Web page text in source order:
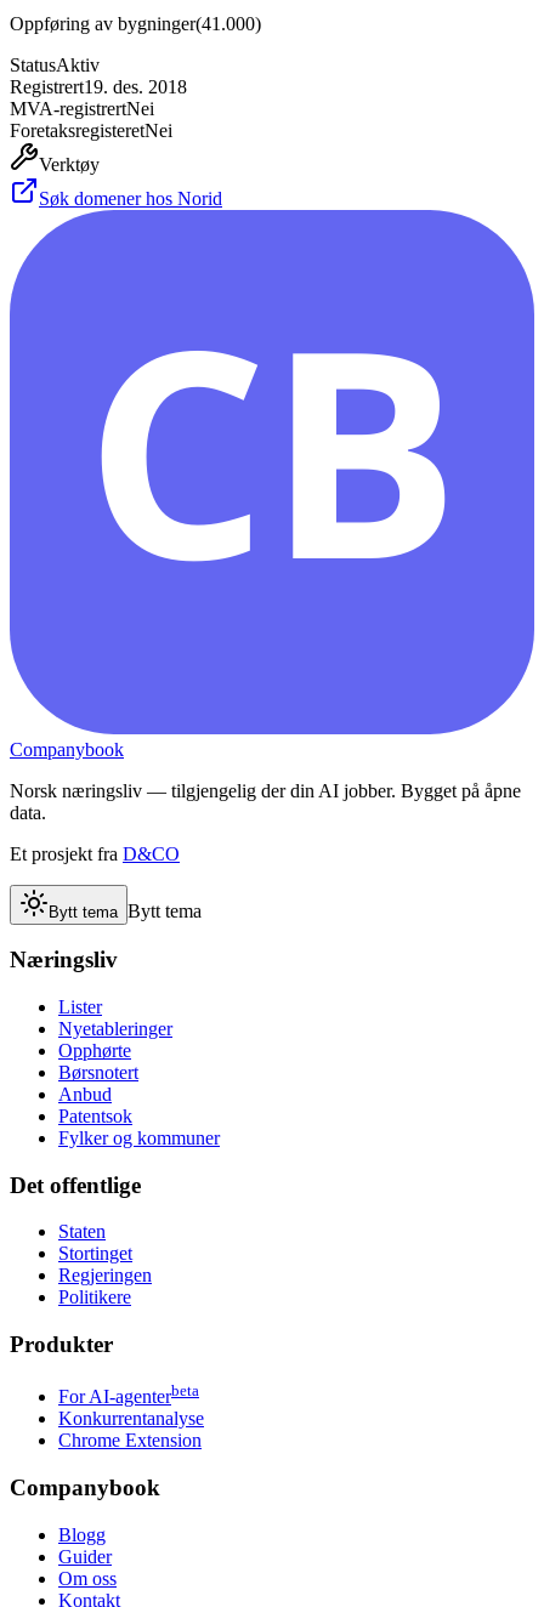
Oppføring av bygninger(41.000)
StatusAktiv
Registrert19. des. 2018
MVA-registrertNei
ForetaksregisteretNei
Verktøy
Søk domener hos Norid
CB
Companybook
Norsk næringsliv — tilgjengelig der din AI jobber. Bygget på åpne
data.
Et prosjekt fra D&CO
Bytt tema Bytt tema
Næringsliv
Lister
Nyetableringer
Opphørte
Børsnotert
Anbud
Patentsok
Fylker og kommuner
Det offentlige
Staten
Stortinget
Regjeringen
Politikere
Produkter
For AI-agenterbeta
Konkurrentanalyse
Chrome Extension
Companybook
Blogg
Guider
Om oss
Kontakt